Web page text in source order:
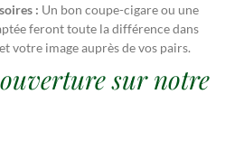
: Un bon coupe-cigare ou une
feront toute la différence dans
votre image auprès de vos pairs.
sur notre